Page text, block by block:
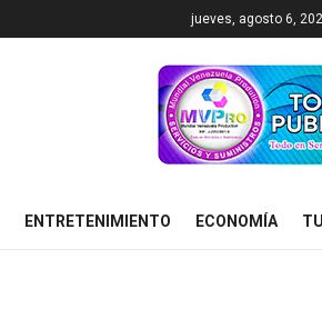
jueves, agosto 6,
ENTRETENIMIENTO ECONOMÍA